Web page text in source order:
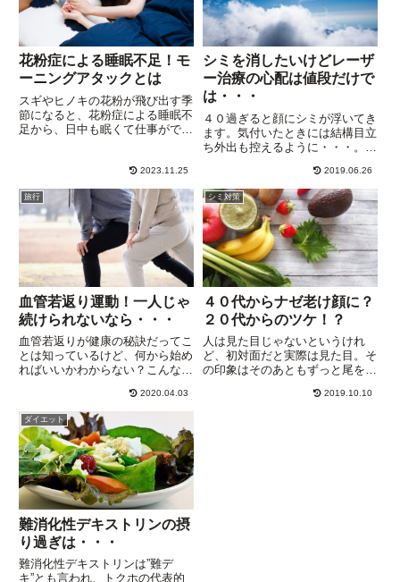
花粉症による睡眠不足！モ
ーニングアタックとは
スギやヒノキの花粉が飛び出す季
節になると、花粉症による睡眠不
足から、日中も眠くて仕事ができ
い」と、寝る時のつらさを訴える
人が多いですが、グラクソ・スミ
スクライン株式会社・コンタック
総合...
2023.11.25
シミを消したいけどレーザ
ー治療の心配は値段だけで
は・・・
４０過ぎると顔にシミが浮いてき
ます。気付いたときには結構目立
ち外出も控えるように・・・。レ
が、シミの種類によってはレーザ
ーが使えない場合も。術後のケア
次第では、悪化させてしまうこと
もあるようですから・・・
2019.06.26
旅行
血管若返り運動！一人じゃ
続けられないなら・・・
血管若返りが健康の秘訣だってこ
とは知っているけど、何から始め
ればいいかわからない？こんな
私も同じです。健康を考えなるべ
く車を使わず歩くようにしていま
すが、運動量は多分足りない！で
も、自分の健康状態をチェックで
き...
2020.04.03
シミ対策
４０代からナゼ老け顔に？
２０代からのツケ！？
人は見た目じゃないというけれ
ど、初対面だと実際は見た目。そ
の印象はそのあともずっと尾を引
だけで、気持ちも消極的2019.10.10
ダイエット
難消化性デキストリンの摂
り過ぎは・・・
難消化性デキストリンは”難デ
キ”とも言われ、トクホの代表的